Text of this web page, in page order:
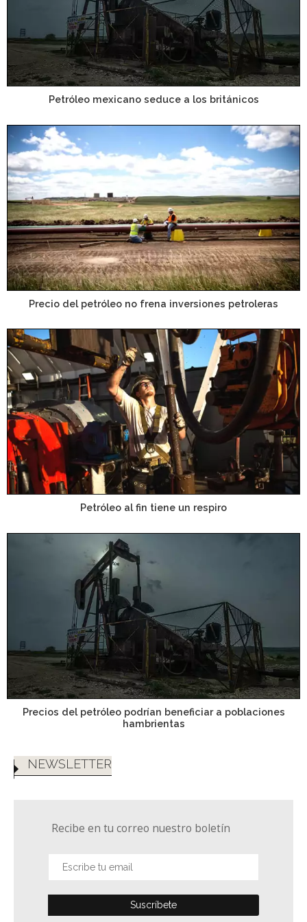
Petróleo mexicano seduce a los británicos
Precio del petróleo no frena inversiones petroleras
Petróleo al fin tiene un respiro
Precios del petróleo podrían beneficiar a poblaciones
hambrientas
NEWSLETTER
Recibe en tu correo nuestro boletín